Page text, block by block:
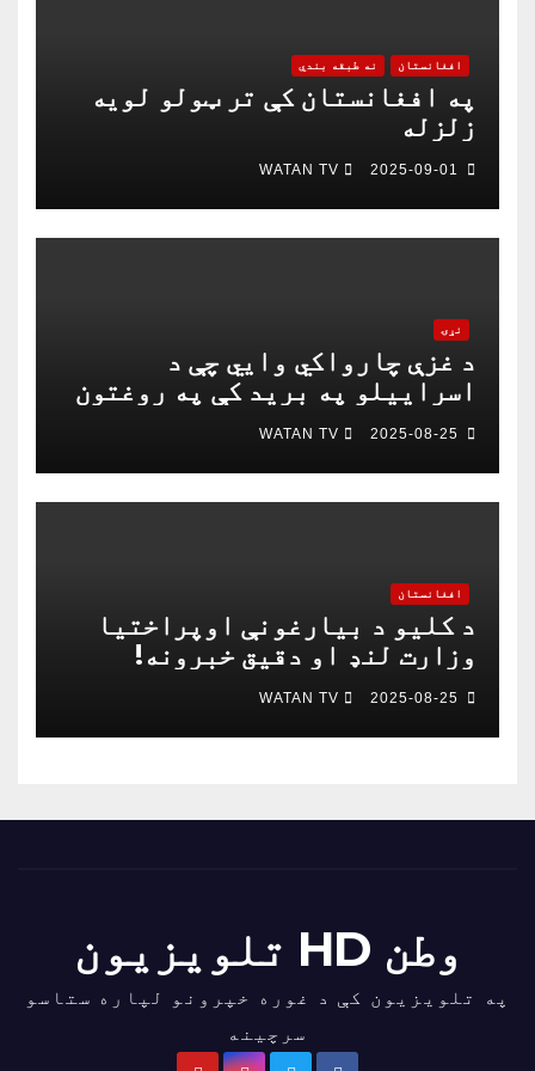
افغانستان نه طبقه بندي
په افغانستان کې تر ټولو لویه
زلزله
2025-09-01
WATAN TV
نړۍ
د غزې چارواکي وايي چې د
اسراییلو په برید کې په روغتون
باندې د ۱۵ کسانو په ګډون څلور
خبریالان وژل شوي دي
2025-08-25
WATAN TV
افغانستان
د کلیو د بیارغونې اوپراختیا
وزارت لنډ او دقیق خبرونه!
2025-08-25
WATAN TV
وطن HD تلویزیون
په تلویزیون کې د غوره خپرونو لپاره ستاسو
سرچینه